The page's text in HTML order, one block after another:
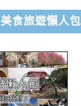
美食旅遊懶人包